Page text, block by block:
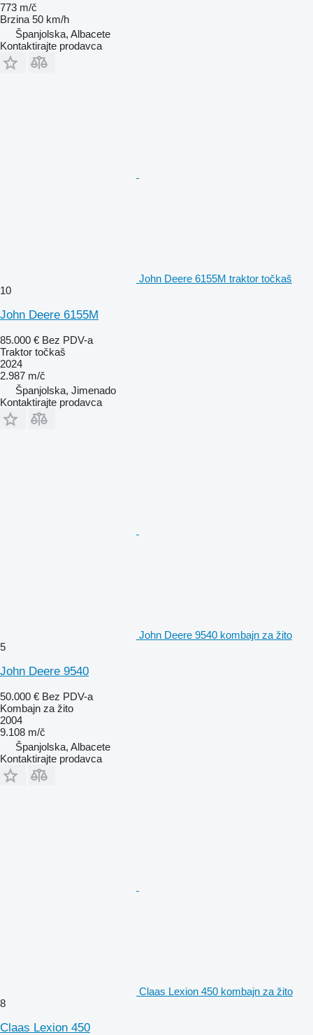
773 m/č
Brzina 50 km/h
Španjolska, Albacete
Kontaktirajte prodavca
John Deere 6155M traktor točkaš
10
John Deere 6155M
85.000 € Bez PDV-a
Traktor točkaš
2024
2.987 m/č
Španjolska, Jimenado
Kontaktirajte prodavca
John Deere 9540 kombajn za žito
5
John Deere 9540
50.000 € Bez PDV-a
Kombajn za žito
2004
9.108 m/č
Španjolska, Albacete
Kontaktirajte prodavca
Claas Lexion 450 kombajn za žito
8
Claas Lexion 450